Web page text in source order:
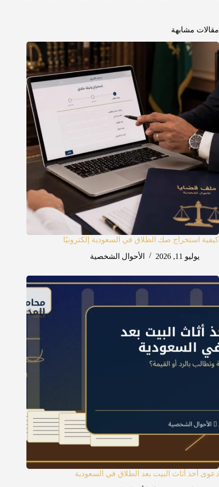
مقالات مشابهة
كيفية استخراج صك الطلاق في السعودية إلكترونيًا
يوليو 11, 2026
الأحوال الشخصية
دعوى أخذ أثاث البيت بعد الطلاق في السعودية